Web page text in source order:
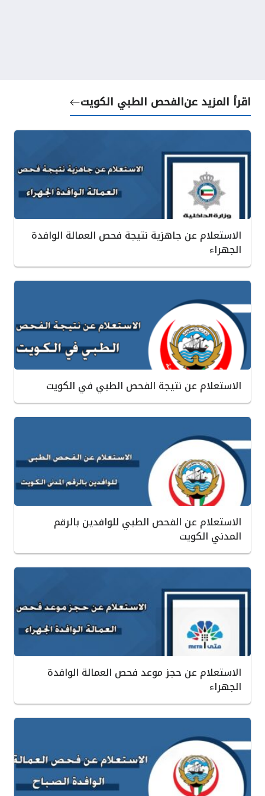
اقرأ المزيد عنالفحص الطبي الكويت
الاستعلام عن جاهزية نتيجة فحص العمالة الوافدة
الجهراء
الاستعلام عن نتيجة الفحص الطبي في الكويت
الاستعلام عن الفحص الطبي للوافدين بالرقم
المدني الكويت
الاستعلام عن حجز موعد فحص العمالة الوافدة
الجهراء